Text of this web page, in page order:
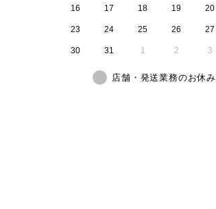
16 17 18 19 20
23 24 25 26 27
30 31 1 2 3
店舗・発送業務のお休み